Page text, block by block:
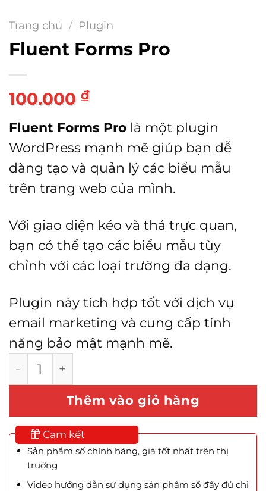
Trang chủ / Plugin
Fluent Forms Pro
100.000 ₫
Fluent Forms Pro là một plugin
WordPress mạnh mẽ giúp bạn dễ
dàng tạo và quản lý các biểu mẫu
trên trang web của mình.
Với giao diện kéo và thả trực quan,
bạn có thể tạo các biểu mẫu tùy
chỉnh với các loại trường đa dạng.
Plugin này tích hợp tốt với dịch vụ
email marketing và cung cấp tính
năng bảo mật mạnh mẽ.
Fluent Forms Pro số lượng
Thêm vào giỏ hàng
Cam kết
Sản phẩm số chính hãng, giá tốt nhất trên thị
trường
Video hướng dẫn sử dụng sản phẩm số đầy đủ chi